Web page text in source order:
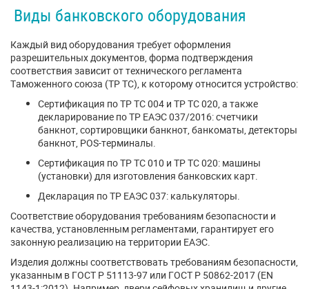
Виды банковского оборудования
Каждый вид оборудования требует оформления
разрешительных документов, форма подтверждения
соответствия зависит от технического регламента
Таможенного союза (ТР ТС), к которому относится устройство:
Сертификация по ТР ТС 004 и ТР ТС 020, а также
декларирование по ТР ЕАЭС 037/2016: счетчики
банкнот, сортировщики банкнот, банкоматы, детекторы
банкнот, POS-терминалы.
Сертификация по ТР ТС 010 и ТР ТС 020: машины
(установки) для изготовления банковских карт.
Декларация по ТР ЕАЭС 037: калькуляторы.
Соответствие оборудования требованиям безопасности и
качества, установленным регламентами, гарантирует его
законную реализацию на территории ЕАЭС.
Изделия должны соответствовать требованиям безопасности,
указанным в ГОСТ Р 51113-97 или ГОСТ Р 50862-2017 (EN